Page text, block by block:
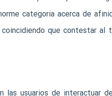
categoria acerca de
que contestar
las usuarios de interactuar